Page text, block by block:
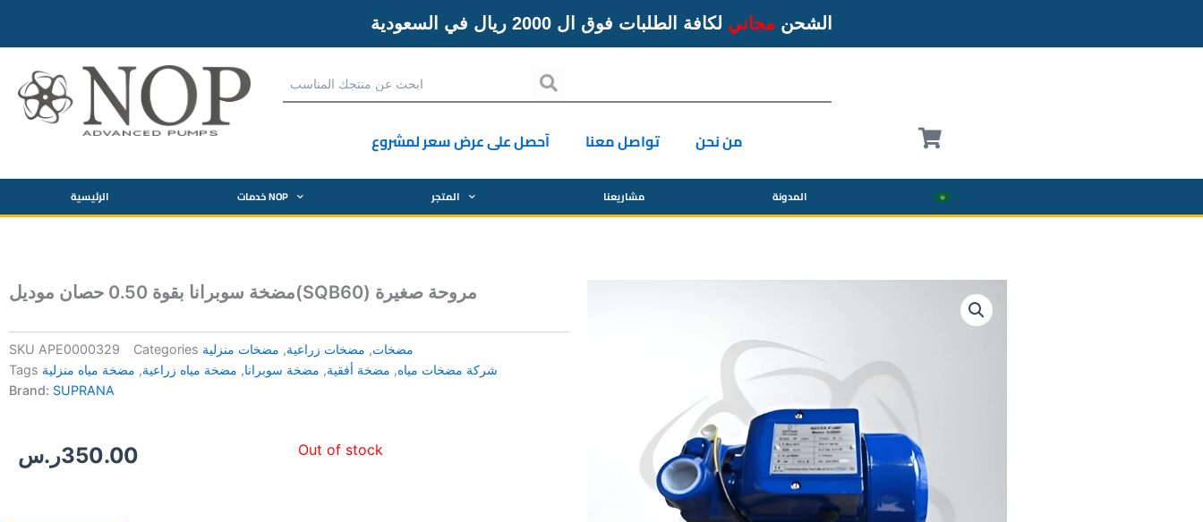
الشحن مجاني لكافة الطلبات فوق ال 2000 ريال في السعودية
آحصل على عرض سعر لمشروع تواصل معنا من نحن
الرئيسية خدمات NOP المتجر مشاريعنا المدونة
مضخة سوبرانا بقوة 0.50 حصان موديل(SQB60) مروحة صغيرة
SKU APE0000329 Categories مضخات, مضخات زراعية, مضخات منزلية
Tags
شركة مضخات مياه, مضخة أفقية, مضخة سوبرانا, مضخة مياه زراعية, مضخة مياه منزلية
Brand: SUPRANA
350.00ر.س Out of stock